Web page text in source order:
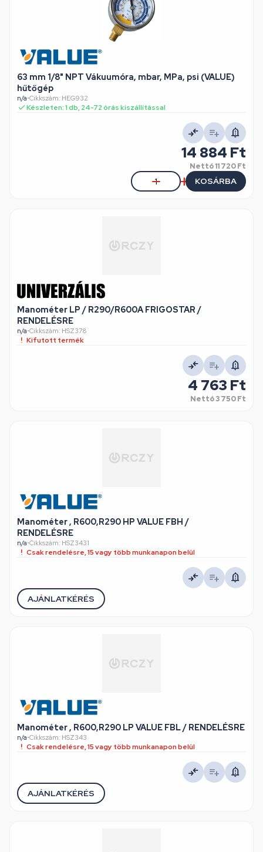
63 mm 1/8" NPT Vákuumóra, mbar, MPa, psi (VALUE)
hűtőgép
n/a•Cikkszám: HEG932
Készleten: 1 db, 24-72 órás kiszállítással
14 884 Ft
Nettó11 720 Ft
KOSÁRBA
Manométer LP / R290/R600A FRIGOSTAR /
RENDELÉSRE
n/a•Cikkszám: HSZ378
Kifutott termék
4 763 Ft
Nettó3 750 Ft
Manométer , R600,R290 HP VALUE FBH /
RENDELÉSRE
n/a•Cikkszám: HSZ3431
Csak rendelésre, 15 vagy több munkanapon belül
AJÁNLATKÉRÉS
Manométer , R600,R290 LP VALUE FBL / RENDELÉSRE
n/a•Cikkszám: HSZ343
Csak rendelésre, 15 vagy több munkanapon belül
AJÁNLATKÉRÉS